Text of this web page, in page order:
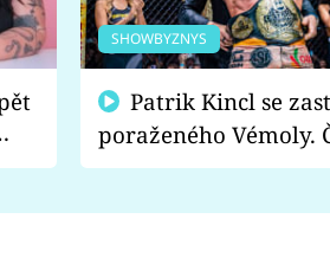
SHOWBYZNYS
poraženého Vémoly.
fanoušci naštvali?